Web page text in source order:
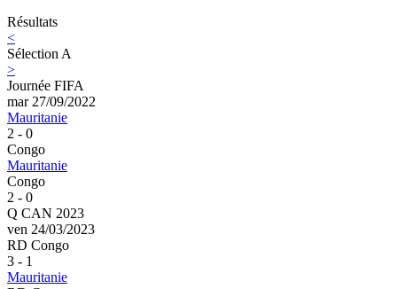
Résultats
<
Sélection A
>
Journée FIFA
mar 27/09/2022
Mauritanie
2 - 0
Congo
Mauritanie
Congo
2 - 0
Q CAN 2023
ven 24/03/2023
RD Congo
3 - 1
Mauritanie